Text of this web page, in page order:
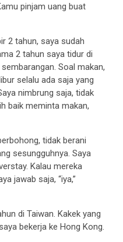
pinjam uang buat
2 tahun, saya sudah
2 tahun saya tidur di
Soal makan,
selalu ada saja yang
nimbrung saja, tidak
baik meminta makan,
tidak berani
sesungguhnya. Saya
Kalau mereka
jawab saja, “iya,”
di Taiwan. Kakek yang
bekerja ke Hong Kong.